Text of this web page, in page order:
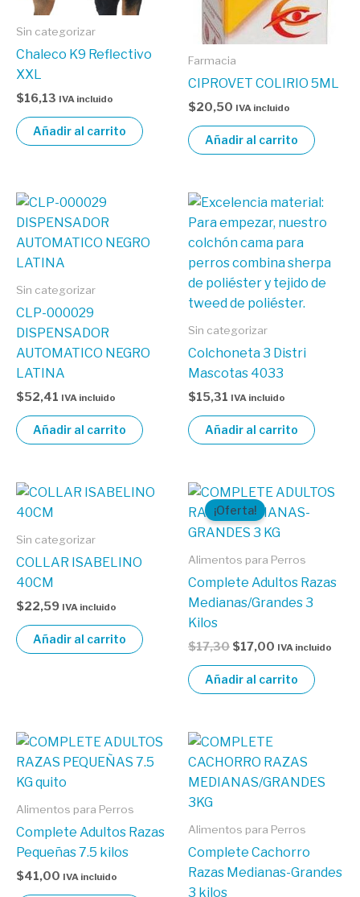
Sin categorizar
Chaleco K9 Reflectivo
XXL
$16,13 IVA incluido
Añadir al carrito
Farmacia
CIPROVET COLIRIO 5ML
$20,50 IVA incluido
Añadir al carrito
Sin categorizar
CLP-000029
DISPENSADOR
AUTOMATICO NEGRO
LATINA
$52,41 IVA incluido
Añadir al carrito
Sin categorizar
Colchoneta 3 Distri
Mascotas 4033
$15,31 IVA incluido
Añadir al carrito
Sin categorizar
COLLAR ISABELINO
40CM
$22,59 IVA incluido
Añadir al carrito
¡Oferta!
Alimentos para Perros
Complete Adultos Razas
Medianas/Grandes 3
Kilos
$17,30
El
precio
original
era:
$17,00
El
actual
es:
IVA incluido
Añadir al carrito
Alimentos para Perros
Complete Adultos Razas
Pequeñas 7.5 kilos
$41,00 IVA incluido
Alimentos para Perros
Complete Cachorro
Razas Medianas-Grandes
3 kilos